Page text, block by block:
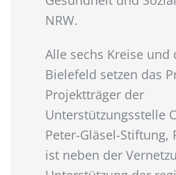
NRW.
Alle sechs Kreise und
Bielefeld setzen das
Projektträger der
Unterstützungsstelle
Peter-Gläsel-Stiftung,
ist neben der